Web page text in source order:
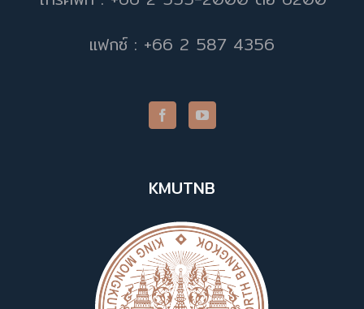
แฟกซ์ : +66 2 587 4356
KMUTNB